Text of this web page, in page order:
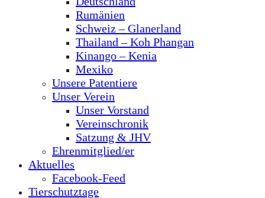
Rumänien
Schweiz – Glanerland
Thailand – Koh Phangan
Kinango – Kenia
Mexiko
Unsere Patentiere
Unser Verein
Unser Vorstand
Vereinschronik
Satzung & JHV
Ehrenmitglied/er
Aktuelles
Facebook-Feed
Tierschutztage